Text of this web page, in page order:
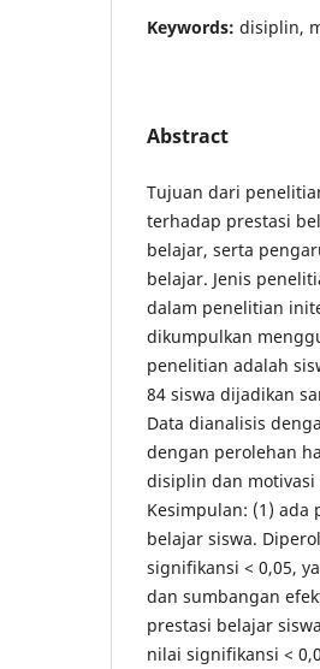
Keywords: disiplin,
Abstract
Tujuan dari
terhadap prestasi
belajar, serta
belajar. Jenis
dalam penelitian
dikumpulkan
penelitian adalah
84 siswa dijadikan
Data dianalisis
dengan perolehan
disiplin dan
Kesimpulan: (1)
belajar siswa.
signifikansi < 0,05,
dan sumbangan
prestasi belajar
nilai signifikansi <